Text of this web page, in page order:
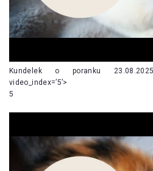
Kundelek o poranku
video_index=’5’>
5